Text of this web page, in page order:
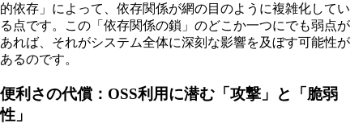
的依存」によって、依存関係が網の目のように複雑化してい
る点です。この「依存関係の鎖」のどこか一つにでも弱点が
あれば、それがシステム全体に深刻な影響を及ぼす可能性が
あるのです。
便利さの代償：OSS利用に潜む「攻撃」と「脆弱
性」